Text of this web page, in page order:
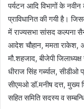
पर्यटन आदि विभागों के नवीन
प्राविधानित की गयी है।
में राज्यसभा सांसद कल्पना
आदेश चौहान, ममता राकेश,
मौ.शहजाद, बीजेपी
धीराज सिंह गर्ब्याल,
सीएमओ डॉ.मनीष दत्त, मुख्य
सहित समिति सदस्य व